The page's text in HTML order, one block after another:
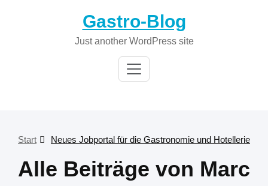
Gastro-Blog
Just another WordPress site
Start Neues Jobportal für die Gastronomie und Hotellerie
Alle Beiträge von Marc